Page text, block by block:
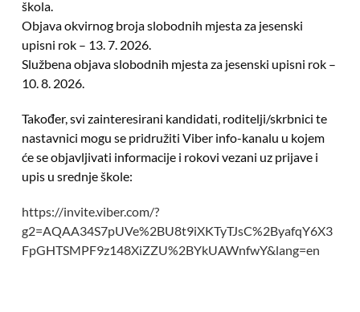
škola.
Objava okvirnog broja slobodnih mjesta za jesenski
upisni rok – 13. 7. 2026.
Službena objava slobodnih mjesta za jesenski upisni rok –
10. 8. 2026.
Također, svi zainteresirani kandidati, roditelji/skrbnici te
nastavnici mogu se pridružiti Viber info-kanalu u kojem
će se objavljivati ​​informacije i rokovi vezani uz prijave i
upis u srednje škole:
https://invite.viber.com/?
g2=AQAA34S7pUVe%2BU8t9iXKTyTJsC%2ByafqY6X3
FpGHTSMPF9z148XiZZU%2BYkUAWnfwY&lang=en